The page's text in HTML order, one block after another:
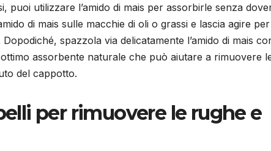
puoi utilizzare l’amido di mais per assorbirle senza
di mais sulle macchie di oli o grassi e lascia agire per
spazzola via delicatamente l’amido di mais
assorbente naturale che può aiutare a rimuovere
del cappotto.
per rimuovere le rughe e